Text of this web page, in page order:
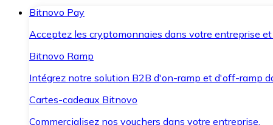
Bitnovo Pay
Acceptez les cryptomonnaies dans votre entreprise
Bitnovo Ramp
Intégrez notre solution B2B d'on-ramp et d'off-ramp
Cartes-cadeaux Bitnovo
Commercialisez nos vouchers dans votre entreprise.